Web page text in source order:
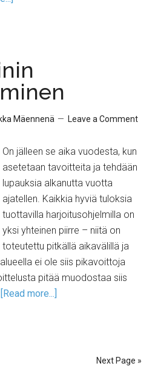
Mäennenä Leave a Comment
On jälleen se aika vuodesta, kun
asetetaan tavoitteita ja tehdään
lupauksia alkanutta vuotta
ajatellen. Kaikkia hyviä tuloksia
tuottavilla harjoitusohjelmilla on
yksi yhteinen piirre – niitä on
toteutettu pitkällä aikavälillä ja
ei ole siis pikavoittoja
pitää muodostaa siis
[Read more...]
Next Page »